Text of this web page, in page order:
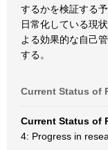
するかを検証する
日常化している現
よる効果的な自己
する。
Current Status of
Current Status of
4: Progress in